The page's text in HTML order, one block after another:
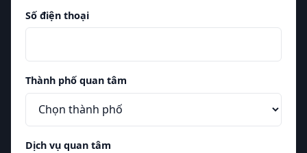
Số điện thoại
Thành phố quan tâm
Dịch vụ quan tâm